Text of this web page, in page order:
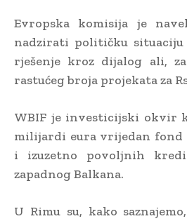
Evropska komisija je
nadzirati političku
rješenje kroz dijalog ali,
rastućeg broja projekata za
WBIF je investicijski okvir
milijardi eura vrijedan fond
i izuzetno povoljnih
zapadnog Balkana.
U Rimu su, kako